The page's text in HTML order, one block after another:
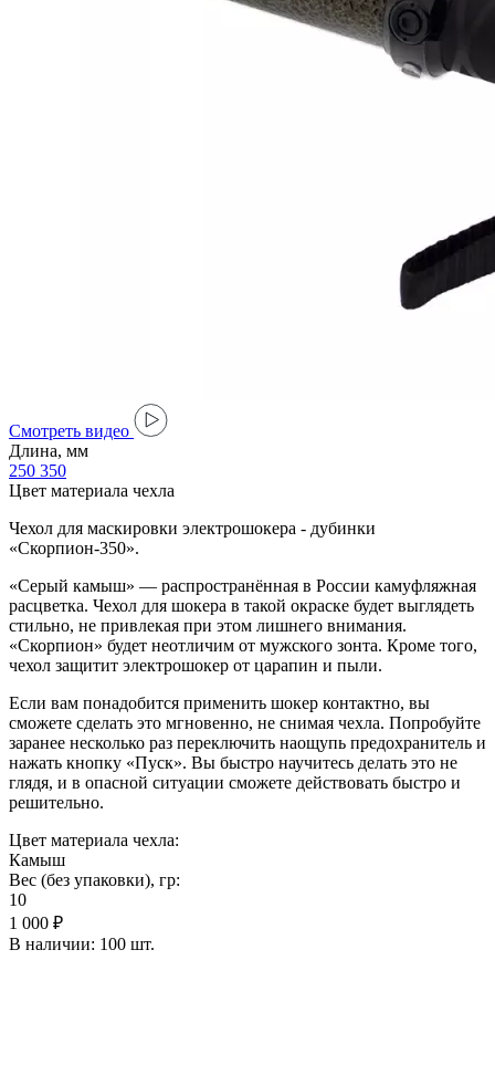
Cмотреть видео
Длина, мм
250 350
Цвет материала чехла
Чехол для маскировки электрошокера - дубинки
«Скорпион-350».
«Серый камыш» — распространённая в России камуфляжная
расцветка. Чехол для шокера в такой окраске будет выглядеть
стильно, не привлекая при этом лишнего внимания.
«Скорпион» будет неотличим от мужского зонта. Кроме того,
чехол защитит электрошокер от царапин и пыли.
Если вам понадобится применить шокер контактно, вы
сможете сделать это мгновенно, не снимая чехла. Попробуйте
заранее несколько раз переключить наощупь предохранитель и
нажать кнопку «Пуск». Вы быстро научитесь делать это не
глядя, и в опасной ситуации сможете действовать быстро и
решительно.
Цвет материала чехла:
Камыш
Вес (без упаковки), гр:
10
1 000 ₽
В наличии: 100 шт.